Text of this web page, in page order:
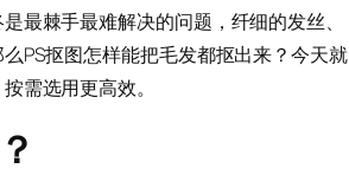
最棘手最难解决的问题，纤细的发丝、
PS抠图怎样能把毛发都抠出来？今天就
需选用更高效。